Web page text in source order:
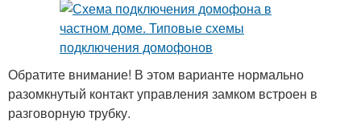
Обратите внимание! В этом варианте нормально
разомкнутый контакт управления замком встроен в
разговорную трубку.